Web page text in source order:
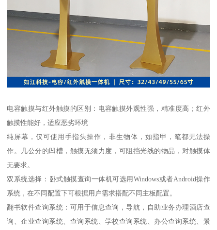
电容触摸与红外触摸的区别：电容触摸外观性强，精准度高；红外
触摸性能好，适应恶劣环境
纯屏幕，仅可使用手指头操作，非生物体，如指甲，笔都无法操
作。几公分的凹槽，触摸无须力度，可阻挡光线的物品，对触摸体
无要求。
双系统选择：卧式触摸查询一体机可选用Windows或者Android操作
系统，在不同配置下可根据用户需求搭配不同主板配置。
翻书软件查询系统：可用于信息查询，导航，自助业务办理酒店查
询、企业查询系统、查询系统、学校查询系统、办公查询系统、景